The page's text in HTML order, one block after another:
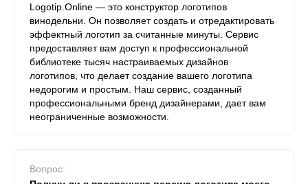
Logotip.Online — это конструктор логотипов
винодельни. Он позволяет создать и отредактировать
эффектный логотип за считанные минуты. Сервис
предоставляет вам доступ к профессиональной
библиотеке тысяч настраиваемых дизайнов
логотипов, что делает создание вашего логотипа
недорогим и простым. Наш сервис, созданный
профессиональными бренд дизайнерами, дает вам
неограниченные возможности.
Вопрос: